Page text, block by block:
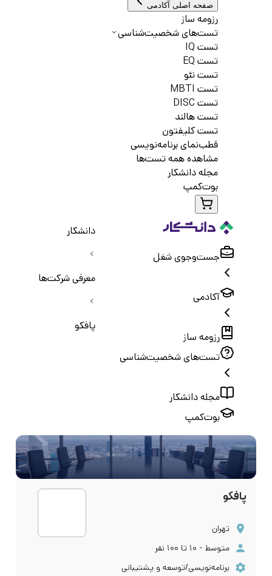
صفحه اصلی آکادمی
رزومه ساز
تست‌های شخصیت‌شناسی
تست IQ
تست EQ
تست نئو
تست MBTI
تست DISC
تست هالند
تست کلیفتون
قطب‌نمای برنامه‌نویسی
مشاهده همه تست‌ها
مجله دانشکار
بوت‌کمپ
جست‌و‌جوی شغل
آکادمی
رزومه ساز
تست‌های شخصیت‌شناسی
مجله دانشکار
بوت‌کمپ
دانشکار
معرفی شرکت‌ها
پافکو
پافکو
تهران
متوسط - ۱۰ تا ۱۰۰ نفر
برنامه‌نویسی/توسعه و پشتیبانی